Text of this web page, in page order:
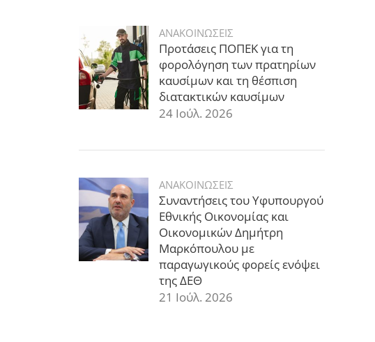
ΑΝΑΚΟΙΝΩΣΕΙΣ
Προτάσεις ΠΟΠΕΚ για τη
φορολόγηση των πρατηρίων
καυσίμων και τη θέσπιση
διατακτικών καυσίμων
24 Ιούλ. 2026
ΑΝΑΚΟΙΝΩΣΕΙΣ
Συναντήσεις του Υφυπουργού
Εθνικής Οικονομίας και
Οικονομικών Δημήτρη
Μαρκόπουλου με
παραγωγικούς φορείς ενόψει
της ΔΕΘ
21 Ιούλ. 2026